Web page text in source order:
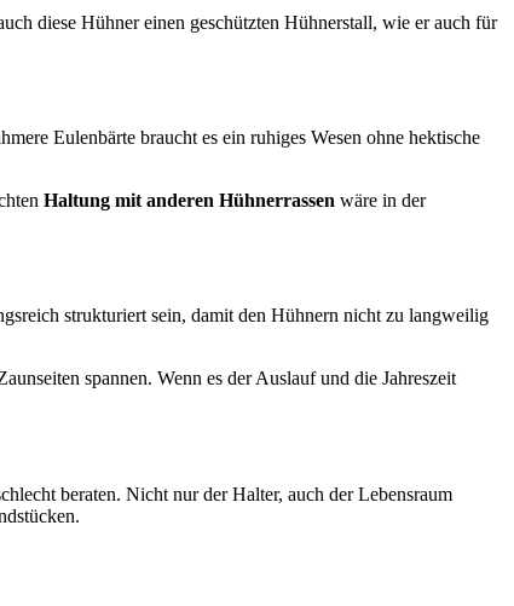
diese Hühner einen geschützten Hühnerstall, wie er auch für
Eulenbärte braucht es ein ruhiges Wesen ohne hektische
Haltung mit anderen Hühnerrassen wäre in der
strukturiert sein, damit den Hühnern nicht zu langweilig
spannen. Wenn es der Auslauf und die Jahreszeit
beraten. Nicht nur der Halter, auch der Lebensraum